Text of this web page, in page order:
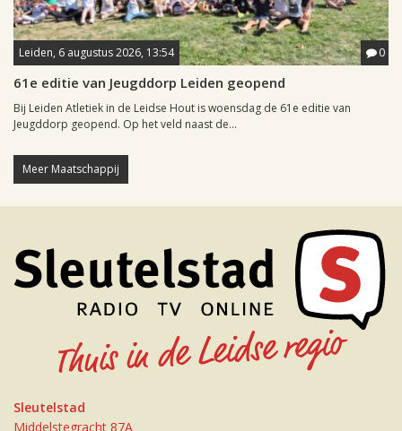
Leiden, 6 augustus 2026, 13:54 0
61e editie van Jeugddorp Leiden geopend
Bij Leiden Atletiek in de Leidse Hout is woensdag de 61e editie van
Jeugddorp geopend. Op het veld naast de...
Meer Maatschappij
Sleutelstad
Middelstegracht 87A